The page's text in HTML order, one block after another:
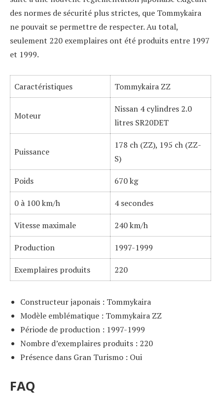
des normes de sécurité plus strictes, que Tommykaira
ne pouvait se permettre de respecter. Au total,
seulement 220 exemplaires ont été produits entre 1997
et 1999.
Caractéristiques Tommykaira ZZ
Moteur
Nissan 4 cylindres 2.0
litres SR20DET
Puissance
178 ch (ZZ), 195 ch (ZZ-
S)
Poids 670 kg
0 à 100 km/h 4 secondes
Vitesse maximale 240 km/h
Production 1997-1999
Exemplaires produits 220
Constructeur japonais : Tommykaira
Modèle emblématique : Tommykaira ZZ
Période de production : 1997-1999
Nombre d’exemplaires produits : 220
Présence dans Gran Turismo : Oui
FAQ